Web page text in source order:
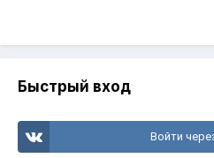
Быстрый вход
Войти